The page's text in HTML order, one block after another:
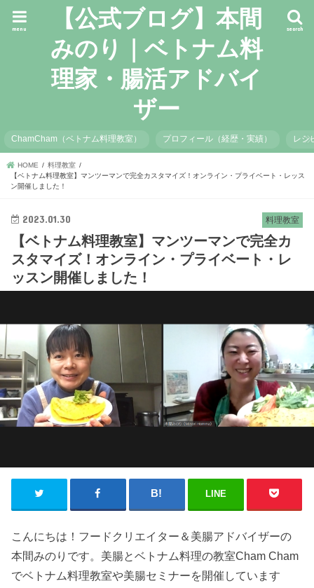
【公式ブログ】本間
みのり｜ベトナム料
理家・腸活アドバイ
ザー
search
menu
ChamCham（ベトナム料理教室） プロフィール（経歴・実績） レシ
HOME
料理教室
【ベトナム料理教室】マンツーマンで完全カスタマイズ！オンライン・プライベート・レッス
ン開催しました！
料理教室
2023.01.30
【ベトナム料理教室】マンツーマンで完全カ
スタマイズ！オンライン・プライベート・レ
ッスン開催しました！
LINE
こんにちは！フードクリエイター＆美腸アドバイザーの
本間みのりです。美腸とベトナム料理の教室Cham Cham
でベトナム料理教室や美腸セミナーを開催しています